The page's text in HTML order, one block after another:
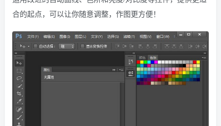
合的起点，可以让你随意调整，作图更方便！